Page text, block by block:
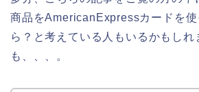
商品をAmericanExpressカードを使
ら？と考えている人もいるかもしれ
も、、、。